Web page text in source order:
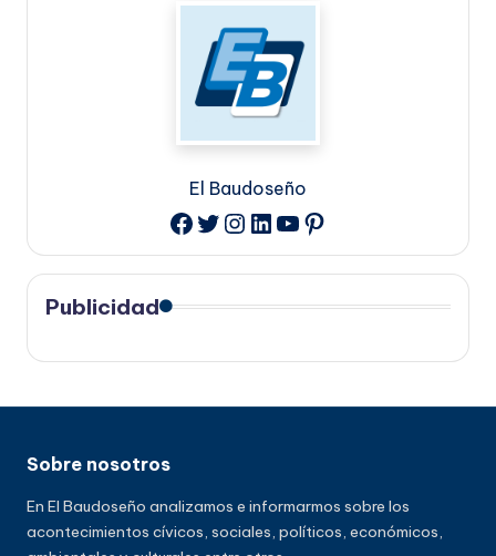
El Baudoseño
Facebook
Twitter
Instagram
LinkedIn
YouTube
Pinterest
Publicidad
Sobre nosotros
En El Baudoseño analizamos e informarmos sobre los
acontecimientos cívicos, sociales, políticos, económicos,